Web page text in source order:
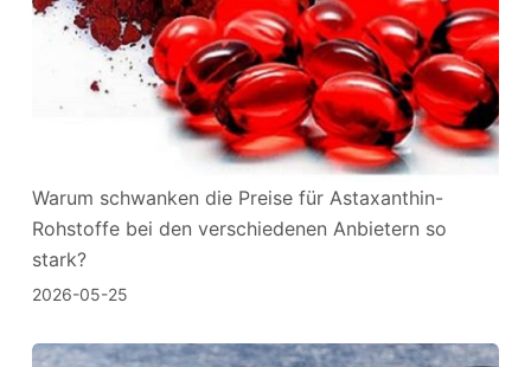
Warum schwanken die Preise für Astaxanthin-
Rohstoffe bei den verschiedenen Anbietern so
stark?
2026-05-25